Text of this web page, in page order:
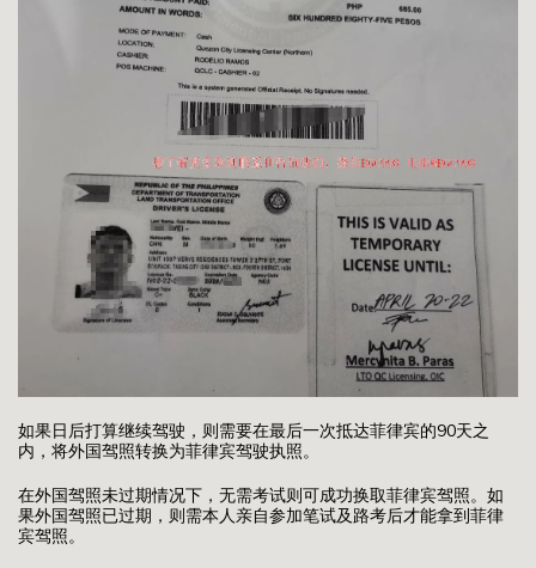
如果日后打算继续驾驶，则需要在最后一次抵达菲律宾的90天之
内，将外国驾照转换为菲律宾驾驶执照。
在外国驾照未过期情况下，无需考试则可成功换取菲律宾驾照。如
果外国驾照已过期，则需本人亲自参加笔试及路考后才能拿到菲律
宾驾照。